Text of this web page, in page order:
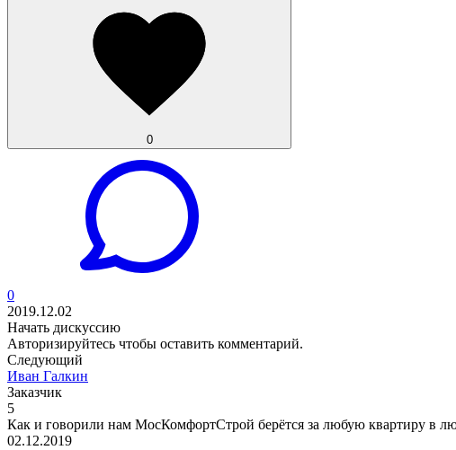
0
0
2019.12.02
Начать дискуссию
Авторизируйтесь чтобы оставить комментарий.
Следующий
Иван Галкин
Заказчик
5
Как и говорили нам МосКомфортСтрой берётся за любую квартиру в
02.12.2019